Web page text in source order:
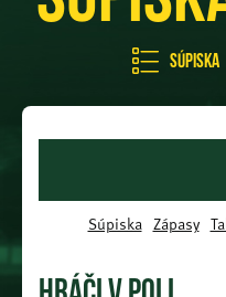
Súpiska
Súpiska Zápasy